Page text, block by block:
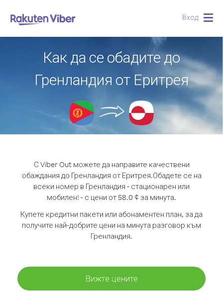
Вход
Как да се обадите до
Гренландия от Еритрея
С Viber Out можете да направите качествени
обаждания до Гренландия от Еритрея.Обадете се на
всеки номер в Гренландия - стационарен или
мобилен! - с цени от 58.0 ¢ за минута.
Купете кредитни пакети или абонаментен план, за да
получите най-добрите цени на минута разговор към
Гренландия.
Вижте цените